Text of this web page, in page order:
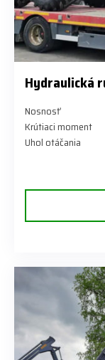
Hydraulická
Nosnosť
Krútiaci moment
Uhol otáčania